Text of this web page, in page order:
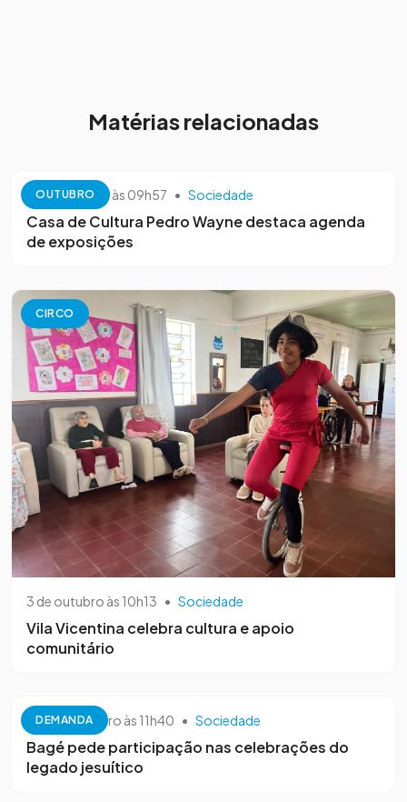
Matérias relacionadas
OUTUBRO
13 de outubro às 09h57 • Sociedade
Casa de Cultura Pedro Wayne destaca agenda
de exposições
CIRCO
3 de outubro às 10h13 • Sociedade
Vila Vicentina celebra cultura e apoio
comunitário
DEMANDA
26 de setembro às 11h40 • Sociedade
Bagé pede participação nas celebrações do
legado jesuítico